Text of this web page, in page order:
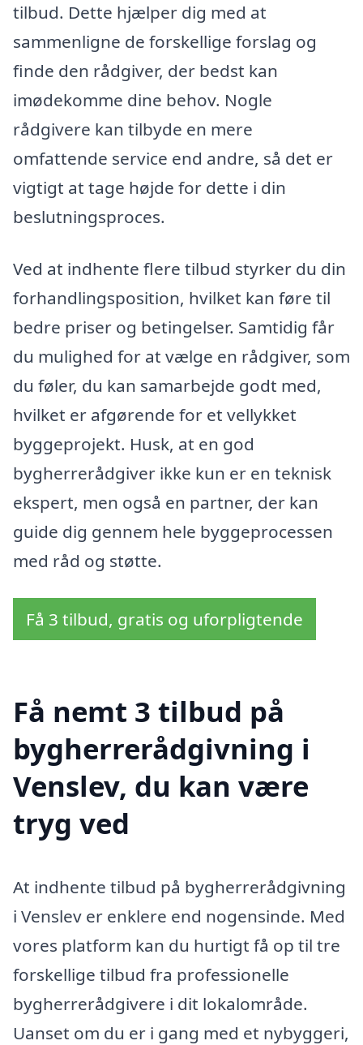
tilbud. Dette hjælper dig med at
sammenligne de forskellige forslag og
finde den rådgiver, der bedst kan
imødekomme dine behov. Nogle
rådgivere kan tilbyde en mere
omfattende service end andre, så det er
vigtigt at tage højde for dette i din
beslutningsproces.
Ved at indhente flere tilbud styrker du din
forhandlingsposition, hvilket kan føre til
bedre priser og betingelser. Samtidig får
du mulighed for at vælge en rådgiver, som
du føler, du kan samarbejde godt med,
hvilket er afgørende for et vellykket
byggeprojekt. Husk, at en god
bygherrerådgiver ikke kun er en teknisk
ekspert, men også en partner, der kan
guide dig gennem hele byggeprocessen
med råd og støtte.
Få 3 tilbud, gratis og uforpligtende
Få nemt 3 tilbud på
bygherrerådgivning i
Venslev, du kan være
tryg ved
At indhente tilbud på bygherrerådgivning
i Venslev er enklere end nogensinde. Med
vores platform kan du hurtigt få op til tre
forskellige tilbud fra professionelle
bygherrerådgivere i dit lokalområde.
Uanset om du er i gang med et nybyggeri,